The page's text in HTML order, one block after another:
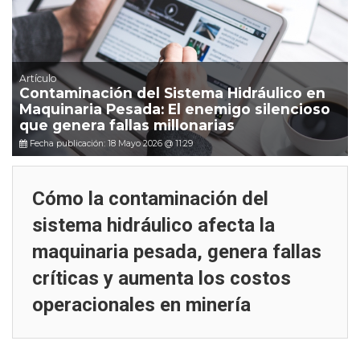
Artículo
Contaminación del Sistema Hidráulico en
Maquinaria Pesada: El enemigo silencioso
que genera fallas millonarias
Fecha publicación: 18 Mayo 2026 @ 11:29
Cómo la contaminación del
sistema hidráulico afecta la
maquinaria pesada, genera fallas
críticas y aumenta los costos
operacionales en minería